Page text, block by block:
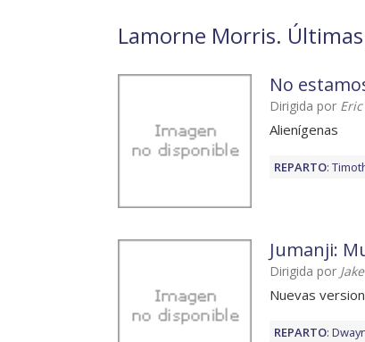
Lamorne Morris.
No
Dirigida por
Alienígenas
REPARTO:
Jumanji:
Dirigida por
Nuevas
REPARTO: